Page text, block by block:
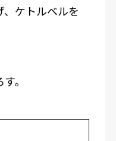
ケトルベルを
。